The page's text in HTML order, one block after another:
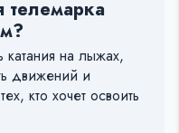
телемарка
на лыжах,
движений и
кто хочет освоить